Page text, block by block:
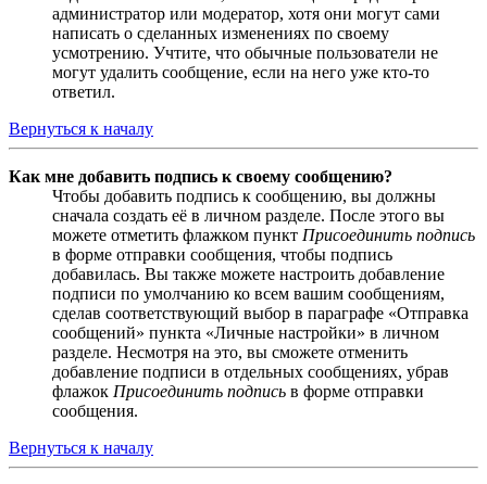
администратор или модератор, хотя они могут сами
написать о сделанных изменениях по своему
усмотрению. Учтите, что обычные пользователи не
могут удалить сообщение, если на него уже кто-то
ответил.
Вернуться к началу
Как мне добавить подпись к своему сообщению?
Чтобы добавить подпись к сообщению, вы должны
сначала создать её в личном разделе. После этого вы
можете отметить флажком пункт Присоединить подпись
в форме отправки сообщения, чтобы подпись
добавилась. Вы также можете настроить добавление
подписи по умолчанию ко всем вашим сообщениям,
сделав соответствующий выбор в параграфе «Отправка
сообщений» пункта «Личные настройки» в личном
разделе. Несмотря на это, вы сможете отменить
добавление подписи в отдельных сообщениях, убрав
флажок Присоединить подпись в форме отправки
сообщения.
Вернуться к началу